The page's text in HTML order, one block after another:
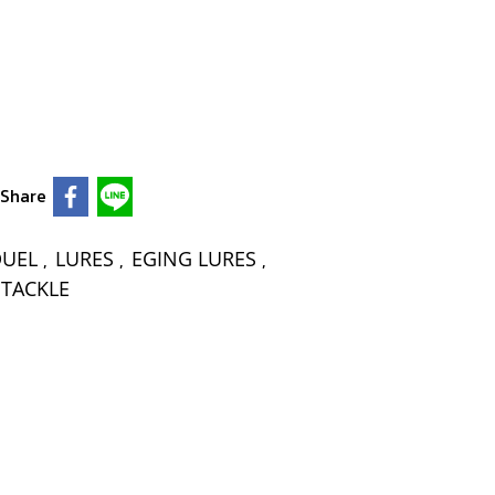
Share
, LURES , EGING LURES ,